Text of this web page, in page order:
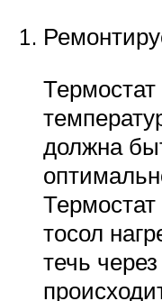
Термостат
должна
Термостат
тосол
течь